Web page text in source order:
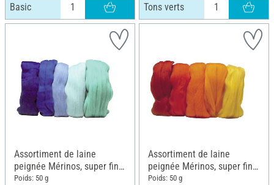
Basic Tons verts
Assortiment de laine
peignée Mérinos, super fine,
50 g, Tons bleus
Poids: 50 g
Assortiment de laine
peignée Mérinos, super fine,
50 g, Tons rouges
Poids: 50 g